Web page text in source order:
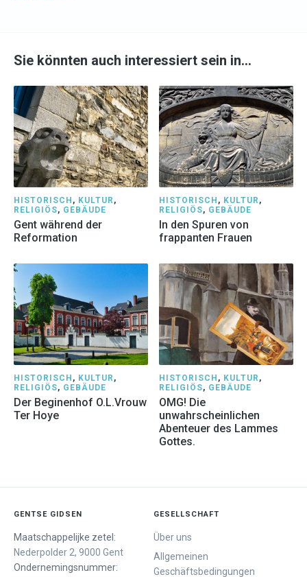
Sie könnten auch interessiert sein in…
HISTORISCH , KULTUR ,
RELIGIÖS, GEBÄUDE
Gent während der
Reformation
HISTORISCH , KULTUR ,
RELIGIÖS, GEBÄUDE
In den Spuren von
frappanten Frauen
HISTORISCH , KULTUR ,
RELIGIÖS, GEBÄUDE
Der Beginenhof O.L.Vrouw
Ter Hoye
HISTORISCH , KULTUR ,
RELIGIÖS, GEBÄUDE
OMG! Die
unwahrscheinlichen
Abenteuer des Lammes
Gottes.
GENTSE GIDSEN
Maatschappelijke zetel:
Nederpolder 2, 9000 Gent
Ondernemingsnummer:
GESELLSCHAFT
Über uns
Allgemeinen
Geschäftsbedingungen